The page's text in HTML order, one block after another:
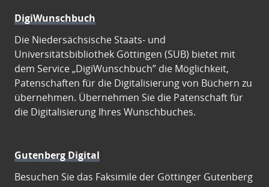
DigiWunschbuch
Die Niedersächsische Staats- und
Universitätsbibliothek Göttingen (SUB) bietet mit
dem Service „DigiWunschbuch” die Möglichkeit,
Patenschaften für die Digitalisierung von Büchern zu
übernehmen. Übernehmen Sie die Patenschaft für
die Digitalisierung Ihres Wunschbuches.
Gutenberg Digital
Besuchen Sie das Faksimile der Göttinger Gutenberg